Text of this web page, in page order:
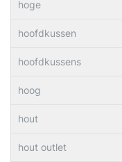
hoge
hoofdkussen
hoofdkussens
hoog
hout
hout outlet